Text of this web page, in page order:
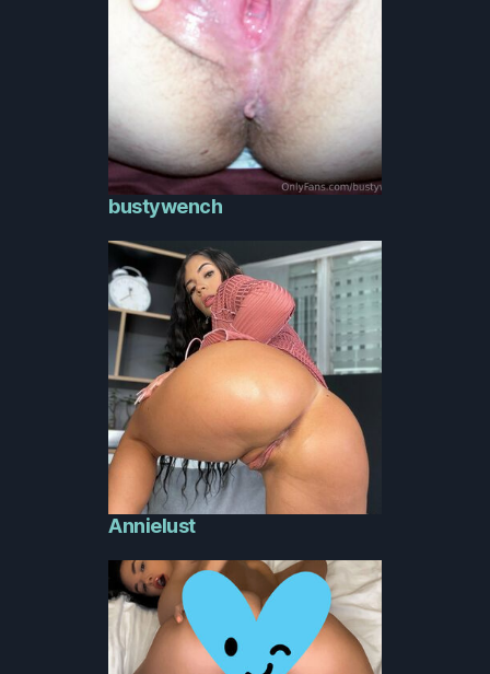
bustywench
Annielust